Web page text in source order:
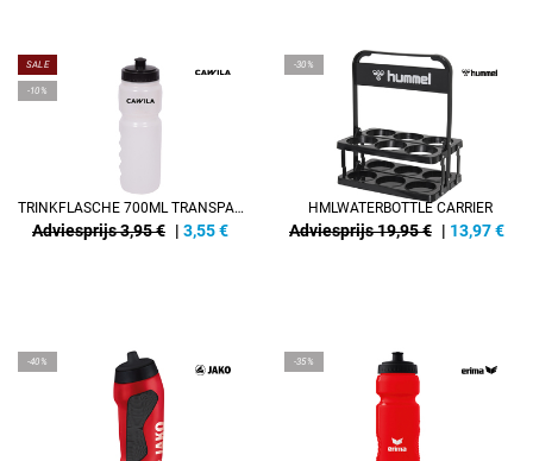
SALE
-10%
TRINKFLASCHE 700ML TRANSPARENT
Adviesprijs 3,95 € | 3,55€
-30%
HMLWATERBOTTLE CARRIER
Adviesprijs 19,95 € | 13,97€
-40% -35%